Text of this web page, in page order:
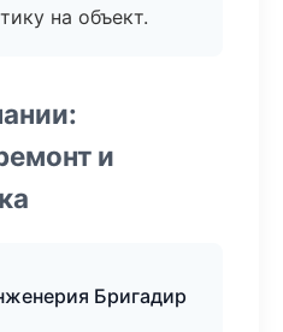
на объект.
и
Бригадир